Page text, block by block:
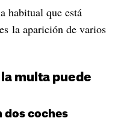
habitual que está
la aparición de varios
multa puede
dos coches